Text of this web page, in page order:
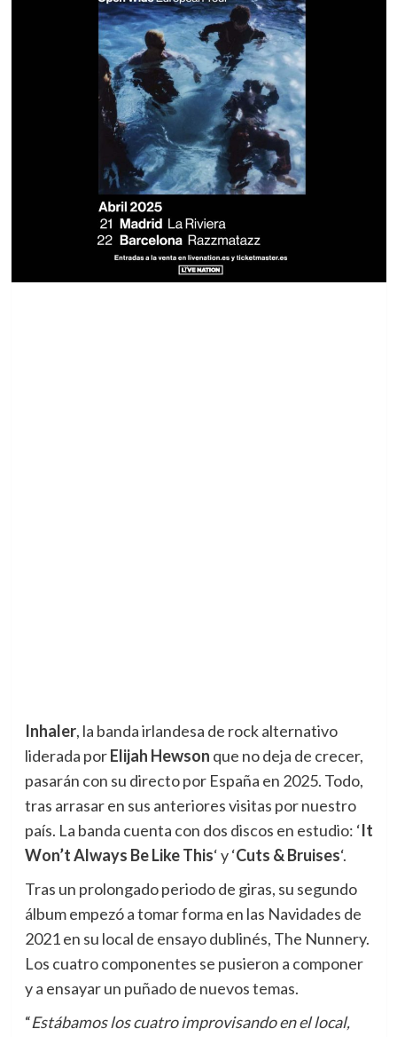
Inhaler, la banda irlandesa de rock alternativo
liderada porElijah Hewson que no deja de crecer,
pasarán con su directo por España en 2025. Todo,
tras arrasar en sus anteriores visitas por nuestro
país. La banda cuenta con dos discos en estudio: ‘It
Won’t Always Be Like This‘ y ‘Cuts & Bruises‘.
Tras un prolongado periodo de giras, su segundo
álbum empezó a tomar forma en las Navidades de
2021 en su local de ensayo dublinés, The Nunnery.
Los cuatro componentes se pusieron a componer
y a ensayar un puñado de nuevos temas.
“Estábamos los cuatro improvisando en el local,